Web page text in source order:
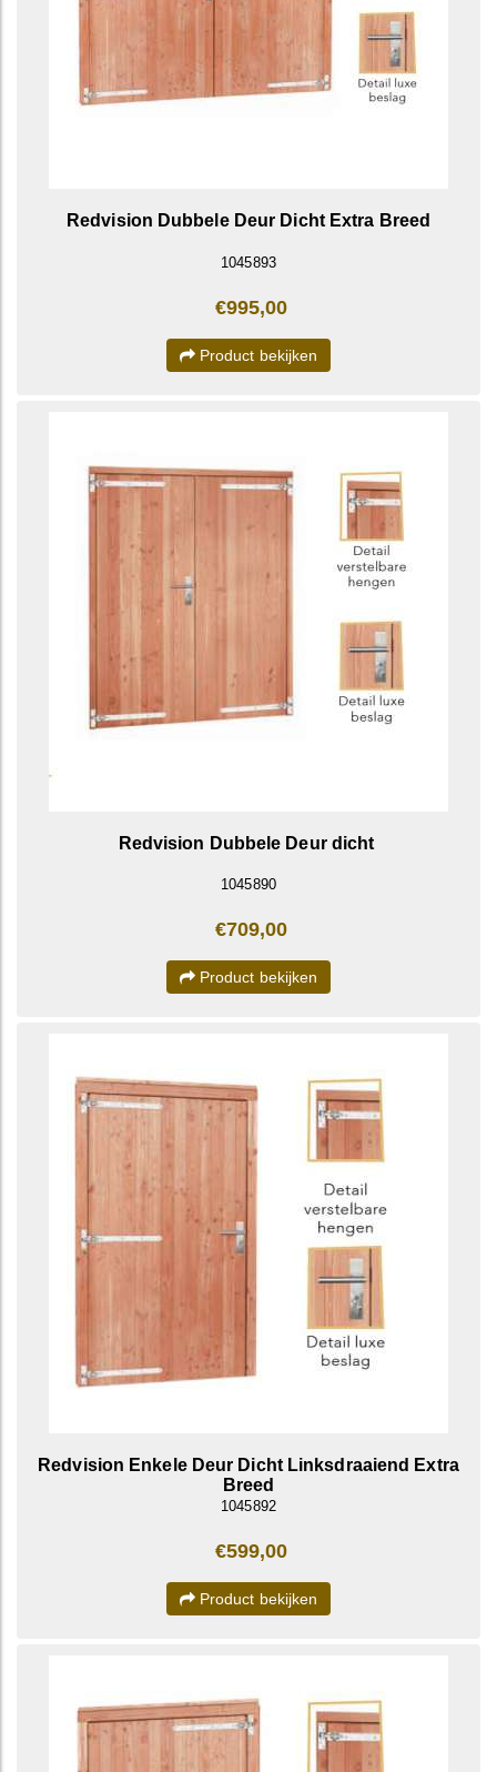
Redvision Dubbele Deur Dicht Extra Breed
1045893
€995,00
Product bekijken
Redvision Dubbele Deur dicht
1045890
€709,00
Product bekijken
Redvision Enkele Deur Dicht Linksdraaiend Extra
Breed
1045892
€599,00
Product bekijken